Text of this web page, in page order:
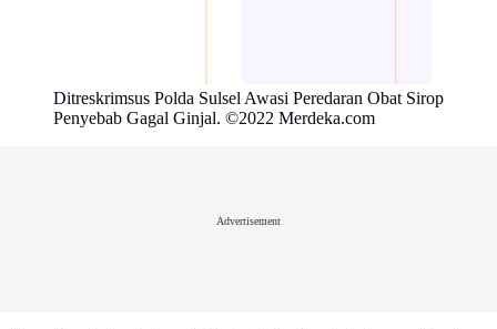
Ditreskrimsus Polda Sulsel Awasi Peredaran Obat Sirop
Penyebab Gagal Ginjal. ©2022 Merdeka.com
Advertisement